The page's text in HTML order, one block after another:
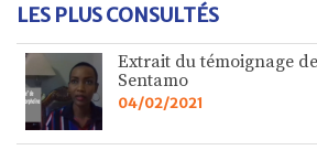
LES PLUS CONSULTÉS
Extrait du témoignage
Sentamo
04/02/2021